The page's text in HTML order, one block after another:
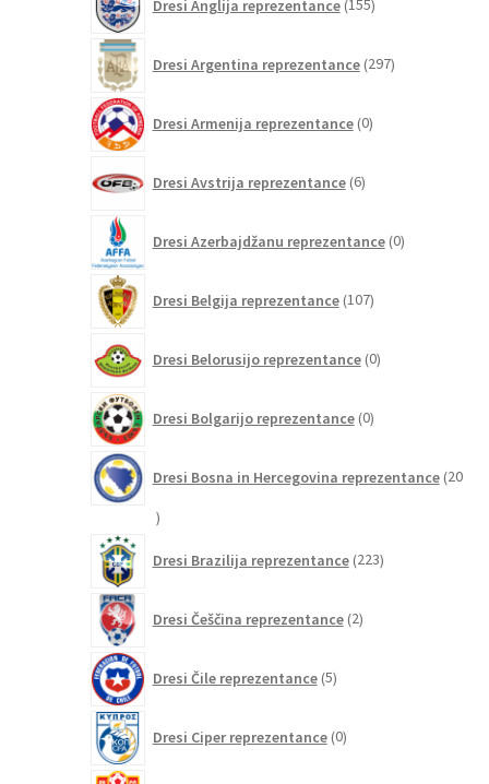
Dresi Anglija reprezentance 155izdelkov
Dresi Argentina reprezentance 297izdelkov
Dresi Armenija reprezentance 0izdelkov
Dresi Avstrija reprezentance 6izdelkov
Dresi Azerbajdžanu reprezentance 0izdelkov
Dresi Belgija reprezentance 107izdelkov
Dresi Belorusijo reprezentance 0izdelkov
Dresi Bolgarijo reprezentance 0izdelkov
Dresi Bosna in Hercegovina reprezentance 20
20
Dresi Brazilija reprezentance 223izdelkov
Dresi Češčina reprezentance 2izdelka
Dresi Čile reprezentance 5izdelkov
Dresi Ciper reprezentance 0izdelkov